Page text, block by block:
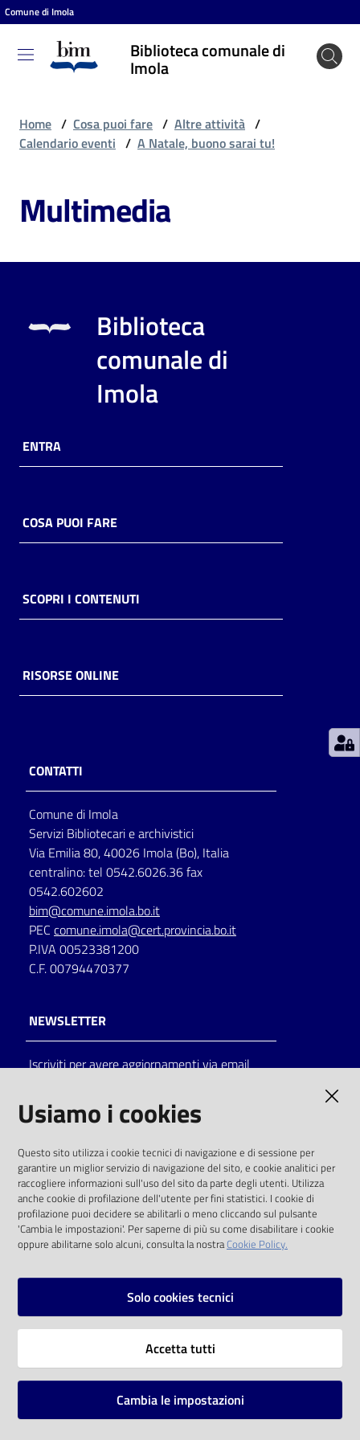
Vai al contenuto
Vai alla navigazione
Vai al footer
Comune di Imola
Biblioteca comunale di
Imola
Biblioteca
comunale
puoi
Risorse
online
Casa
Piani
storico
per
lettura
Seguici
su
Catalogo
on line
Eventi
Chiedi al
bibliotecario
Home / Cosa puoi fare / Altre attività /
Calendario eventi / A Natale, buono sarai tu!
Multimedia
Biblioteca
comunale di
Imola
ENTRA
COSA PUOI FARE
SCOPRI I CONTENUTI
RISORSE ONLINE
CONTATTI
Comune di Imola
Servizi Bibliotecari e archivistici
Via Emilia 80, 40026 Imola (Bo), Italia
centralino: tel 0542.6026.36 fax
0542.602602
bim@comune.imola.bo.it
PEC comune.imola@cert.provincia.bo.it
P.IVA 00523381200
C.F. 00794470377
NEWSLETTER
Iscriviti per avere aggiornamenti via email
solo alle condizioni previste dalla direttiva
comunitaria 2003/98/CE e dal d.lgs. 36/2006
SOCIAL
Instagram
Vai alla pagina
Mappa del sito
Usiamo i cookies
Questo sito utilizza i cookie tecnici di navigazione e di sessione per
garantire un miglior servizio di navigazione del sito, e cookie analitici per
raccogliere informazioni sull'uso del sito da parte degli utenti. Utilizza
anche cookie di profilazione dell'utente per fini statistici. I cookie di
profilazione puoi decidere se abilitarli o meno cliccando sul pulsante
'Cambia le impostazioni'. Per saperne di più su come disabilitare i cookie
oppure abilitarne solo alcuni, consulta la nostraCookie Policy.
Solo cookies tecnici
Accetta tutti
Cambia le impostazioni